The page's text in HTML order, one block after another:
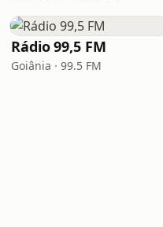
Rádio 99,5 FM
Goiânia · 99.5 FM